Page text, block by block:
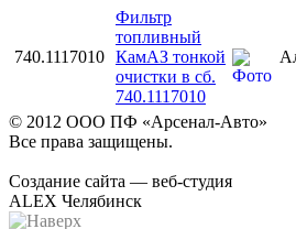
740.1117010
Фильтр
топливный
КамАЗ тонкой
очистки в сб.
740.1117010
© 2012 ООО ПФ «Арсенал-Авто»
Все права защищены.
Создание сайта — веб-студия
ALEX Челябинск